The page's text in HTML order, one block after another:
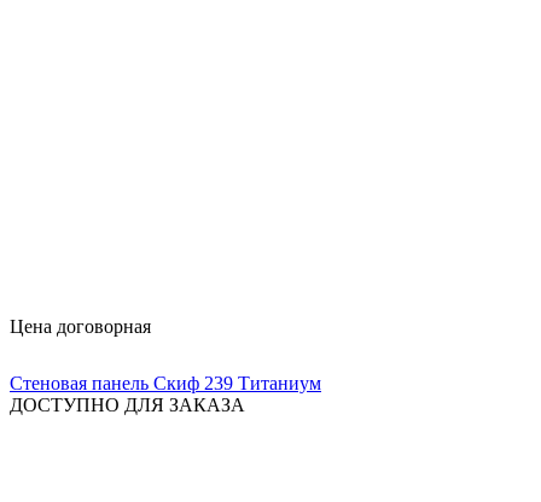
Цена договорная
Стеновая панель Скиф 239 Титаниум
ДОСТУПНО ДЛЯ ЗАКАЗА